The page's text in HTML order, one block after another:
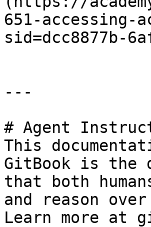
651-accessing-
sid=dcc8877b-
---
# Agent
This
GitBook is the
that both
and reason
Learn more at